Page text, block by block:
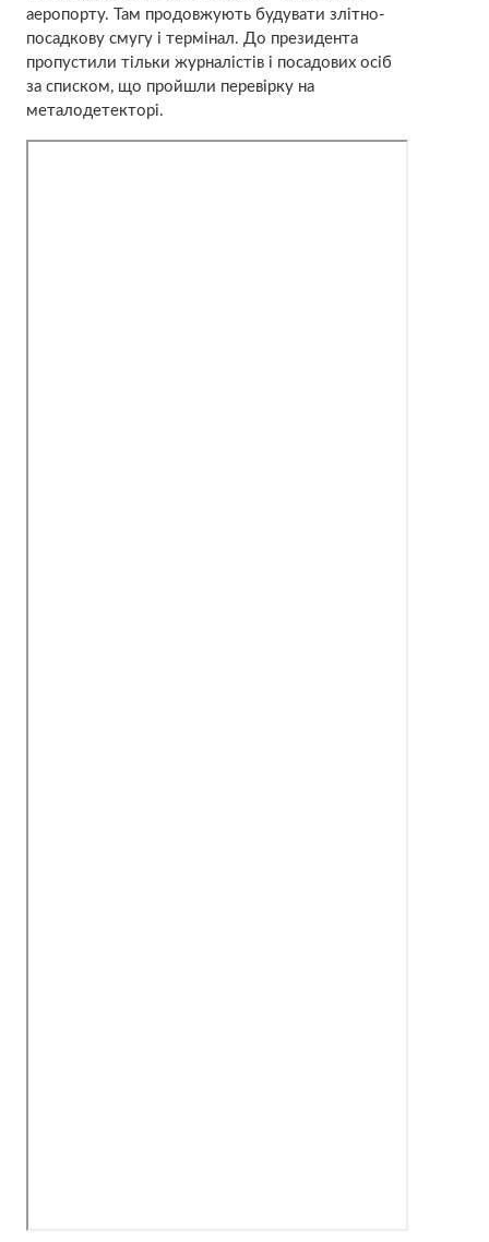
аеропорту. Там продовжують будувати злітно-
посадкову смугу і термінал. До президента
пропустили тільки журналістів і посадових осіб
за списком, що пройшли перевірку на
металодетекторі.